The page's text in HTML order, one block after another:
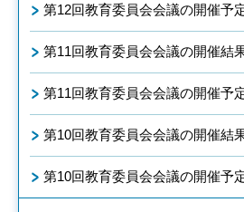
第12回教育委員会会議の開催予
第11回教育委員会会議の開催結
第11回教育委員会会議の開催予
第10回教育委員会会議の開催結
第10回教育委員会会議の開催予